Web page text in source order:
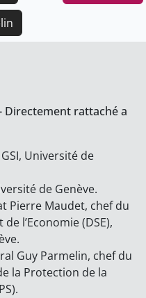
Directement rattaché a
Université de
de Genève.
Pierre Maudet, chef du
l’Economie (DSE),
Guy Parmelin, chef du
la Protection de la